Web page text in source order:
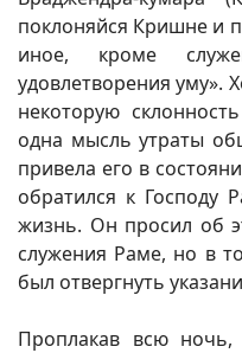
поклоняйся Кришне и
иное, кроме
удовлетворения уму».
некоторую
одна мысль утраты
привела его в
обратился к Господу
жизнь. Он просил об
служения Раме, но в
был отвергнуть
Проплакав всю